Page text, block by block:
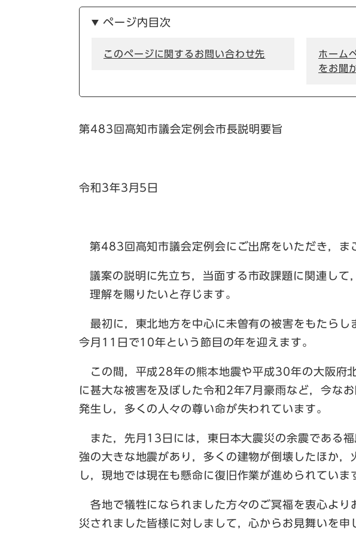
ページ内目次
このページに関するお問い合わせ先
ホーム
をお聞
第483回高知市議会定例会市長説明要旨
令和3年3月5日
第483回高知市議会定例会にご出席をいただき，ま
議案の説明に先立ち，当面する市政課題に関連して
理解を賜りたいと存じます。
最初に，東北地方を中心に未曽有の被害をもたらし
今月11日で10年という節目の年を迎えます。
この間，平成28年の熊本地震や平成30年の大阪府
に甚大な被害を及ぼした令和2年7月豪雨など，今な
発生し，多くの人々の尊い命が失われています。
また，先月13日には，東日本大震災の余震である
強の大きな地震があり，多くの建物が倒壊したほか，
し，現地では現在も懸命に復旧作業が進められていま
各地で犠牲になられました方々のご冥福を衷心より
災されました皆様に対しまして，心からお見舞いを申